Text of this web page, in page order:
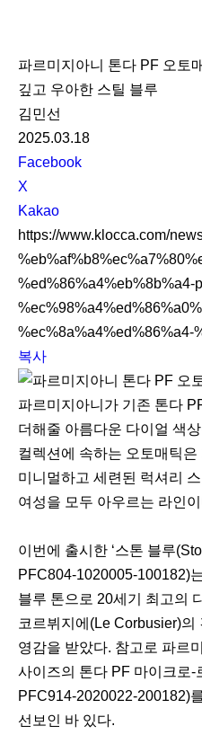
O
C
파르미지아니 톤다 PF 오토
깊고 우아한 스틸 블루
김민선
2025.03.18
S
N
S
S
h
a
r
e
Facebook
X
Kakao
https://www.klocca.com/
%ed%86%a4%eb%8b%a4-
%ec%8a%a4%ed%86%a4-
복사
파르미지아니가 기존 톤다
더해줄 아름다운 다이얼 색
컬렉션에 속하는 오토매틱은
미니멀하고 세련된 럭셔리
여성을 모두 아우르는 라인
이번에 출시한 ‘스톤 블루
PFC804-1020005-100182)
블루 톤으로 20세기 최고의
코르뷔지에(Le Corbusier)의
영감을 받았다. 참고로 파르
사이즈의 톤다 PF 마이크로-
PFC914-2020022-200182)
선보인 바 있다.